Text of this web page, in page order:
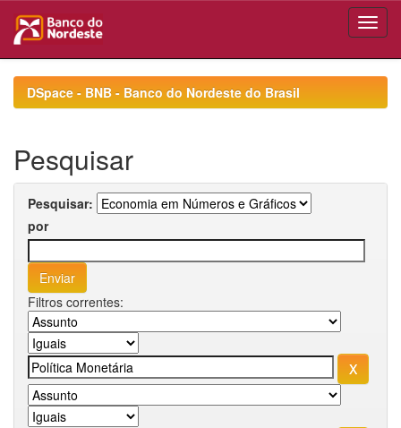
navigationDSpace - BNB - Banco do Nordeste do Brasil
Pesquisar
Pesquisar:
por
Filtros correntes: